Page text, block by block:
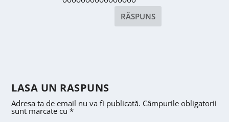
RĂSPUNS
LASA UN RASPUNS
Adresa ta de email nu va fi publicată. Câmpurile obligatorii
sunt marcate cu*